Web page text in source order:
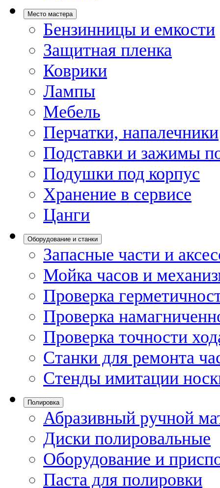
Место мастера
Бензинницы и емкости
Защитная пленка
Коврики
Лампы
Мебель
Перчатки, напалечники
Подставки и зажимы
Подушки под корпус
Хранение в сервисе
Цанги
Оборудование и станки
Запасные части и
Мойка часов и
Проверка
Проверка
Проверка точности
Станки для ремонта
Стенды имитации
Полировка
Абразивный ручной
Диски полировальные
Оборудование и
Паста для полировки